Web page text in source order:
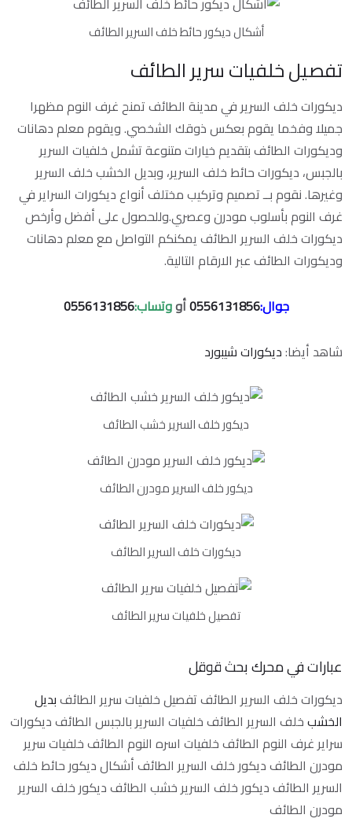
أشكال ديكور حائط خلف السرير الطائف
تفصيل خلفيات سرير الطائف
ديكورات خلف السرير في مدينة الطائف تمنح غرف النوم مظهرا
جميلا وفخما يقوم بعكس ذوقك الشخصي. ويقوم معلم دهانات
وديكورات الطائف بتقديم خيارات متنوعة تشمل خلفيات السرير
بالجبس، ديكورات حائط خلف السرير، وبديل الخشب خلف السرير
وغيرها. نقوم بــ تصميم وتركيب مختلف أنواع ديكورات السراير في
غرف النوم بأسلوب مودرن وعصري.وللحصول على أفضل وأرخص
ديكورات خلف السرير الطائف يمكنكم التواصل مع معلم دهانات
وديكورات الطائف عبر الارقام التالية.
جوال:0556131856أووتساب:0556131856
شاهد أيضا:ديكورات شيبورد
ديكور خلف السرير خشب الطائف
ديكور خلف السرير مودرن الطائف
ديكورات خلف السرير الطائف
تفصيل خلفيات سرير الطائف
عبارات في محرك بحث قوقل
ديكورات خلف السرير الطائفتفصيل خلفيات سرير الطائفبديل
الخشبخلف السرير الطائفخلفيات السرير بالجبس الطائفديكورات
سراير غرف النوم الطائفخلفيات اسره النوم الطائفخلفيات سرير
مودرن الطائفديكور خلف السرير الطائفأشكال ديكور حائط خلف
السرير الطائفديكور خلف السرير خشب الطائفديكور خلف السرير
مودرن الطائف